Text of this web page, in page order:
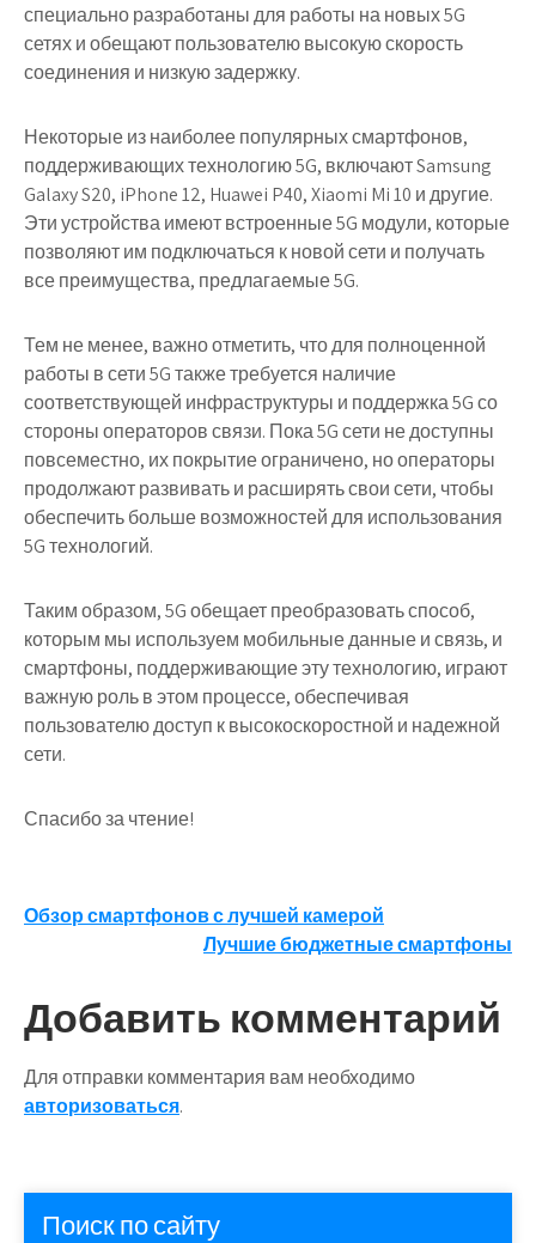
специально разработаны для работы на новых 5G
сетях и обещают пользователю высокую скорость
соединения и низкую задержку.
Некоторые из наиболее популярных смартфонов,
поддерживающих технологию 5G, включают Samsung
Galaxy S20, iPhone 12, Huawei P40, Xiaomi Mi 10 и другие.
Эти устройства имеют встроенные 5G модули, которые
позволяют им подключаться к новой сети и получать
все преимущества, предлагаемые 5G.
Тем не менее, важно отметить, что для полноценной
работы в сети 5G также требуется наличие
соответствующей инфраструктуры и поддержка 5G со
стороны операторов связи. Пока 5G сети не доступны
повсеместно, их покрытие ограничено, но операторы
продолжают развивать и расширять свои сети, чтобы
обеспечить больше возможностей для использования
5G технологий.
Таким образом, 5G обещает преобразовать способ,
которым мы используем мобильные данные и связь, и
смартфоны, поддерживающие эту технологию, играют
важную роль в этом процессе, обеспечивая
пользователю доступ к высокоскоростной и надежной
сети.
Спасибо за чтение!
Навигация
записям
Обзор смартфонов с лучшей камерой
Лучшие бюджетные смартфоны
Добавить комментарий
Для отправки комментария вам необходимо
авторизоваться.
Поиск по сайту